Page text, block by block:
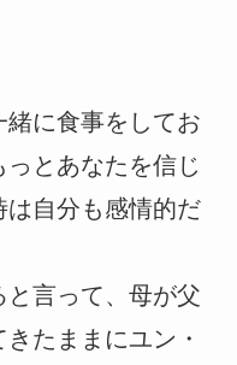
緒に食事をしてお
とあなたを信じ
自分も感情的だ
と言って、母が父
たままにユン・